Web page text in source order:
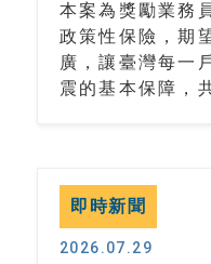
本案為獎勵業務
政策性保險，期
廣，讓臺灣每一
震的基本保障，
即時新聞
2026.07.29